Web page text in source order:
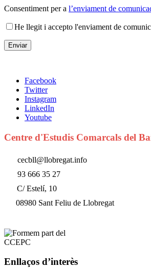
Consentiment per a l’enviament de
He llegit i accepto l'enviament de
Facebook
Twitter
Instagram
LinkedIn
Youtube
Centre d'Estudis Comarcals del
cecbll@llobregat.info
93 666 35 27
C/ Estelí, 10
08980 Sant Feliu de Llobregat
Enllaços d’interès